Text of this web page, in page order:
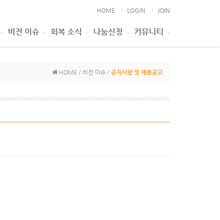
HOME LOGIN JOIN
비전 이슈 회복 소식 나눔신청 커뮤니티
HOME / 비전 이슈 / 공지사항 및 채용공고